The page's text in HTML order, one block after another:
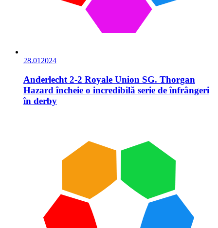
28.01 2024
Anderlecht 2-2 Royale Union SG. Thorgan
Hazard încheie o incredibilă serie de înfrângeri
în derby